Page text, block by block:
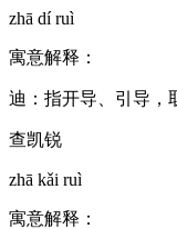
zhā dí ruì
寓意解释：
迪：指开导、引导，
查凯锐
zhā kǎi ruì
寓意解释：